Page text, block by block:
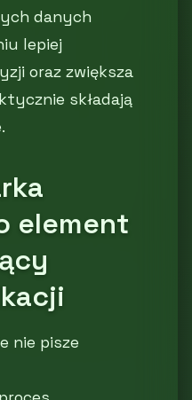
danych
lepiej
oraz zwiększa
składają
element
nie pisze